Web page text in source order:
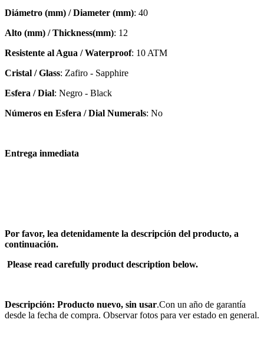
Diámetro (mm) / Diameter (mm): 40
Alto (mm) / Thickness(mm): 12
Resistente al Agua / Waterproof: 10 ATM
Cristal / Glass: Zafiro - Sapphire
Esfera / Dial: Negro - Black
Números en Esfera / Dial Numerals: No
Entrega inmediata
Por favor, lea detenidamente la descripción del producto, a
continuación.
Please read carefully product description below.
Descripción: Producto nuevo, sin usar.Con un año de garantía
desde la fecha de compra. Observar fotos para ver estado en general.